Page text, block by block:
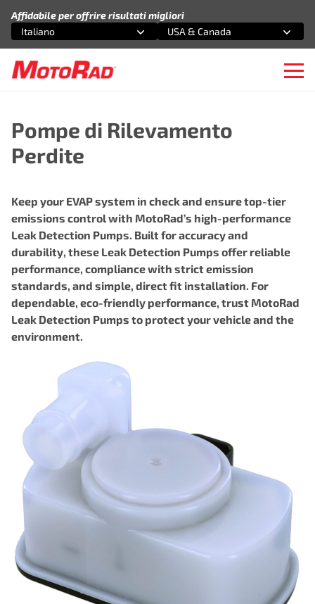
Affidabile per offrire risultati migliori
Seleziona un'opzione
Italiano
Seleziona un'opzione
USA & Canada
Pompe di Rilevamento
Perdite
Keep your EVAP system in check and ensure top-tier
emissions control with MotoRad’s high-performance
Leak Detection Pumps. Built for accuracy and
durability, these Leak Detection Pumps offer reliable
performance, compliance with strict emission
standards, and simple, direct fit installation. For
dependable, eco-friendly performance, trust MotoRad
Leak Detection Pumps to protect your vehicle and the
environment.